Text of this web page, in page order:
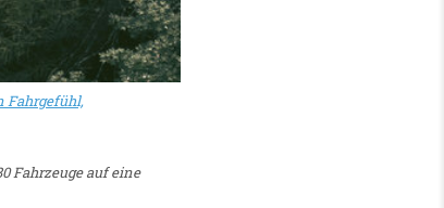
Fahrgefühl,
Fahrzeuge auf eine